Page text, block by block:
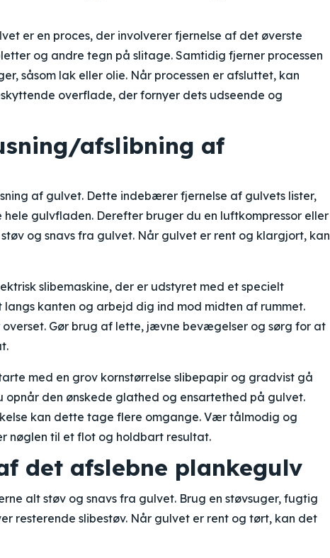
er en proces, der involverer fjernelse af det øverste
og andre tegn på slitage. Samtidig fjerner processen
såsom lak eller olie. Når processen er afsluttet, kan
overflade, der fornyer dets udseende og
afslibning af
af gulvet. Dette indebærer fjernelse af gulvets lister,
gulvfladen. Derefter bruger du en luftkompressor eller
og snavs fra gulvet. Når gulvet er rent og klargjort, kan
slibemaskine, der er udstyret med et specielt
kanten og arbejd dig ind mod midten af rummet.
Gør brug af lette, jævne bevægelser og sørg for at
med en grov kornstørrelse slibepapir og gradvist gå
opnår den ønskede glathed og ensartethed på gulvet.
kan dette tage flere omgange. Vær tålmodig og
nøglen til et flot og holdbart resultat.
det afslebne plankegulv
alt støv og snavs fra gulvet. Brug en støvsuger, fugtig
resterende slibestøv. Når gulvet er rent og tørt, kan det